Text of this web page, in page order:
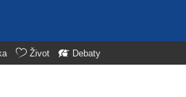
Život Debaty